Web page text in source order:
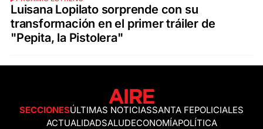
Luisana Lopilato sorprende con su
transformación en el primer tráiler de
"Pepita, la Pistolera"
SECCIONESÚLTIMAS NOTICIASSANTA FEPOLICIALES
ACTUALIDADSALUDECONOMÍAPOLÍTICA